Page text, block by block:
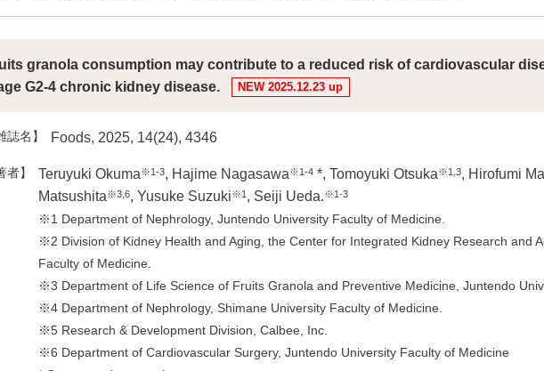
granola consumption may contribute to a reduced risk of cardiovascular
G2-4 chronic kidney disease. NEW 2025.12.23 up
誌名】 Foods, 2025, 14(24), 4346
者】 Teruyuki Okuma※1-3, Hajime Nagasawa※1-4 *, Tomoyuki Otsuka※1,3, Hirofumi
Matsushita※3,6, Yusuke Suzuki※1 , Seiji Ueda.※1-3
※1 Department of Nephrology, Juntendo University Faculty of Medicine.
※2 Division of Kidney Health and Aging, the Center for Integrated Kidney Research and
Faculty of Medicine.
※3 Department of Life Science of Fruits Granola and Preventive Medicine, Juntendo
※4 Department of Nephrology, Shimane University Faculty of Medicine.
※5 Research & Development Division, Calbee, Inc.
※6 Department of Cardiovascular Surgery, Juntendo University Faculty of Medicine